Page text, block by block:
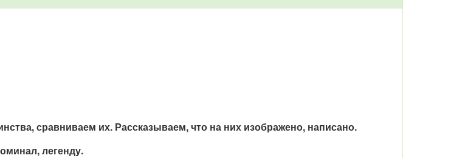
сравниваем их. Рассказываем, что на них изображено, написано.
легенду.